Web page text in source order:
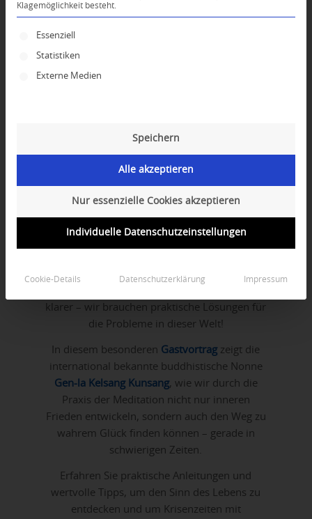
Gastvortrag mit der international
bekannten buddhistischen Nonne
Gen-la Kelsang Kunsang
Donnerstag, 24. April 2025, 19:00 –
20:30 (vor Ort & Online)
momentane Situation der Welt. Stress, Ängste,
schwer, in der aktuellen Situation
klarer – wir brauchen praktische Lösungen für
die Probleme in dieser Welt!
In diesem besonderen Gastvortragzeigt die
international bekannte buddhistische Nonne
Gen-la Kelsang Kunsang, wie wir durch die
Praxis der Meditation nicht nur inneren
Frieden entwickeln, sondern auch den Weg zu
wahrem Glück finden können – gerade in
schwierigen Zeiten.
Erfahren Sie praktische Anleitungen und
wertvolle Tipps, um den Sinn des Lebens zu
entdecken und um Krisenzeiten mit
Klagemöglichkeit besteht.
Es folgt eine Liste der Service-Gruppen, für die
Essenziell
Statistiken
Externe Medien
Speichern
Alle akzeptieren
Nur essenzielle Cookies akzeptieren
Individuelle Datenschutzeinstellungen
Cookie-Details Datenschutzerklärung Impressum